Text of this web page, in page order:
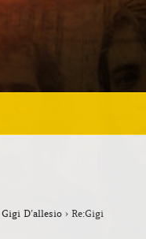
Gigi D’allesio › Re:Gigi